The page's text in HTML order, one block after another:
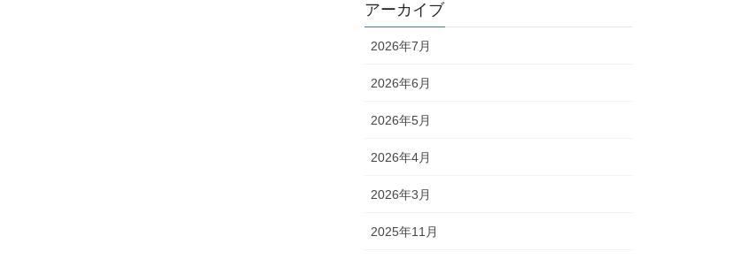
アーカイブ
2026年7月
2026年6月
2026年5月
2026年4月
2026年3月
2025年11月